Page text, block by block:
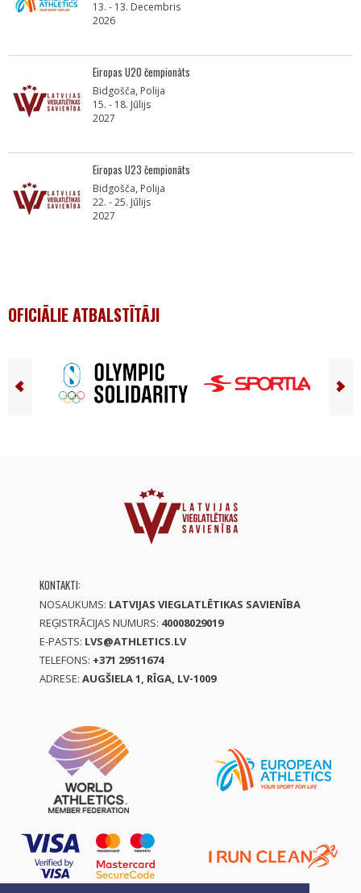
13. - 13. Decembris
2026
Eiropas U20 čempionāts
Bidgošča, Polija
15. - 18. Jūlijs
2027
Eiropas U23 čempionāts
Bidgošča, Polija
22. - 25. Jūlijs
2027
OFICIĀLIE ATBALSTĪTĀJI
KONTAKTI:
NOSAUKUMS: LATVIJAS VIEGLATLĒTIKAS SAVIENĪBA
REĢISTRĀCIJAS NUMURS: 40008029019
E-PASTS: LVS@ATHLETICS.LV
TELEFONS: +371 29511674
ADRESE: AUGŠIELA 1, RĪGA, LV-1009